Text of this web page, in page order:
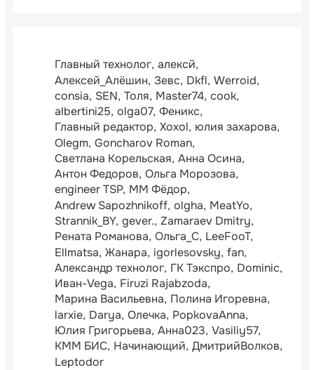
Главный технолог алексй
Алексей_Алёшин Зевс Dkfl Werroid
consia SEN Толя Master74 cook
albertini25 olga07 Феникс
Главный редактор Xoxol юлия захарова
Olegm Goncharov Roman
Светлана Корельская Анна Осина
Антон Федоров Ольга Морозова
engineer TSP ММ Фёдор
Andrew Sapozhnikoff olgha MeatYo
Strannik_BY gever. Zamaraev Dmitry
Рената Романова Ольга_С LeeFooT
Ellmatsa Жанара igorlesovsky fan
Александр технолог ГК Тэкспро Dominic
Иван-Vega Firuzi Rajabzoda
Марина Васильевна Полина Игоревна
larxie Darya Олечка PopkovaAnna
Юлия Григорьева Анна023 Vasiliy57
КММ БИС Начинающий ДмитрийВолков
Leptodor